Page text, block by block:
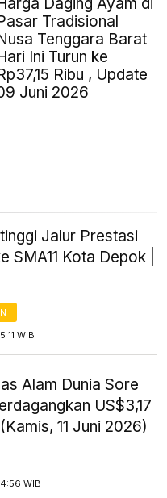
Tradisional
Tenggara Barat
Ini Turun ke
Ribu , Update
Juni 2026
Jalur Prestasi
SMA11 Kota Depok |
WIB
Alam Dunia Sore
US$3,17
11 Juni 2026)
WIB